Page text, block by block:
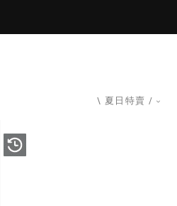
\ 夏日特賣 /